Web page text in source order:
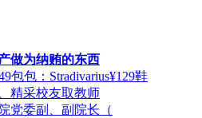
做为纳贿的东西
包包：Stradivarius¥129鞋
精采校友取教师
党委副、副院长（